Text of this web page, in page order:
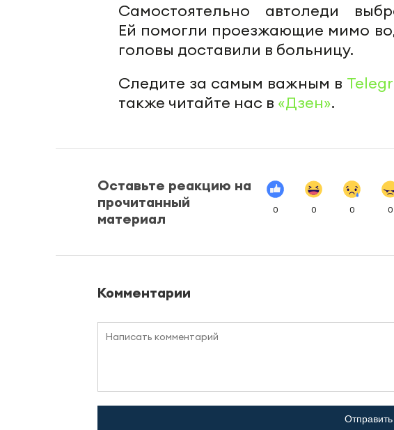
Самостоятельно автоледи
Ей помогли проезжающие мимо
головы доставили в больницу.
Следите за самым важным в
также читайте нас в «Дзен».
Оставьте реакцию на
прочитанный
материал
0 0 0 0
Комментарии
Отправить